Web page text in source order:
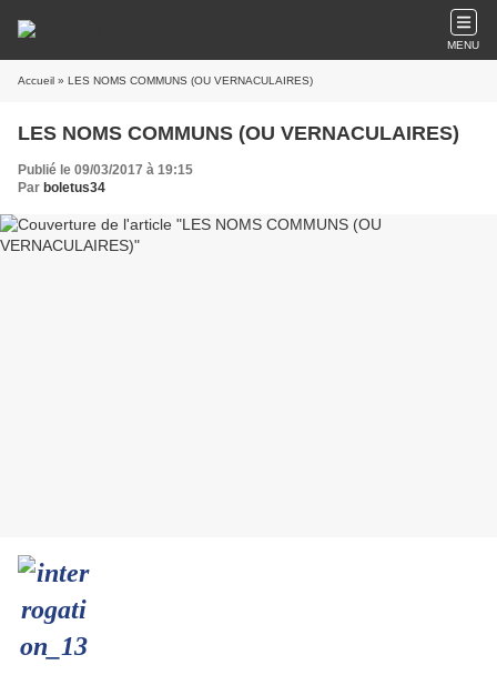
MENU
Accueil » LES NOMS COMMUNS (OU VERNACULAIRES)
LES NOMS COMMUNS (OU VERNACULAIRES)
Publié le 09/03/2017 à 19:15
Par boletus34